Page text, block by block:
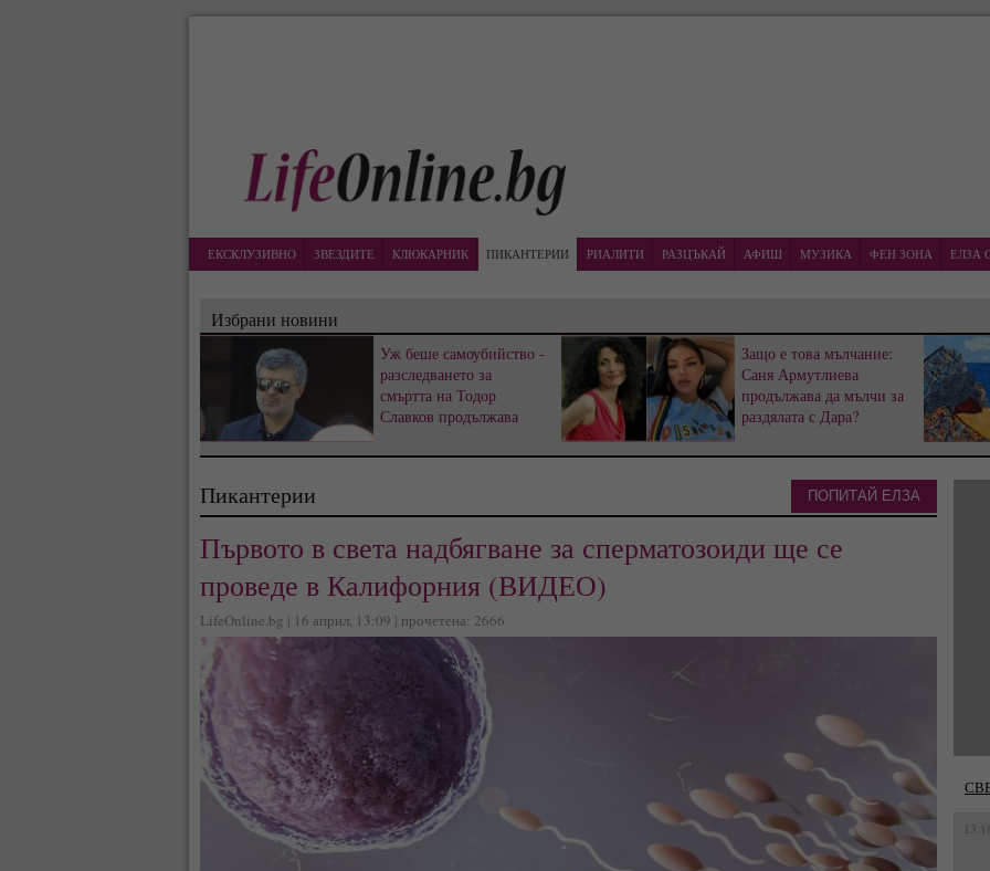
ЕКСКЛУЗИВНО ЗВЕЗДИТЕ КЛЮКАРНИК ПИКАНТЕРИИ РИАЛИТИ РАЗЦЪКАЙ АФИШ МУЗИКА ФЕН ЗОНА ЕЛЗА
Избрани новини
Уж беше самоубийство -
разследването за
смъртта на Тодор
Славков продължава
Защо е това мълчание:
Саня Армутлиева
продължава да мълчи за
раздялата с Дара?
Пикантерии
Първото в света надбягване за сперматозоиди ще се
проведе в Калифорния (ВИДЕО)
LifeOnline.bg | 16 април, 13:09 | прочетена: 2666
ПОПИТАЙ ЕЛЗА